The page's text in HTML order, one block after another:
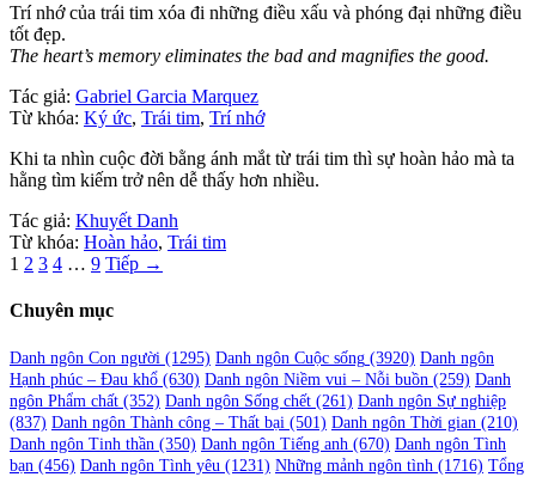
Trí nhớ của trái tim xóa đi những điều xấu và phóng đại những điều
tốt đẹp.
The heart’s memory eliminates the bad and magnifies the good.
Tác giả: Gabriel Garcia Marquez
Từ khóa: Ký ức, Trái tim, Trí nhớ
Khi ta nhìn cuộc đời bằng ánh mắt từ trái tim thì sự hoàn hảo mà ta
hằng tìm kiếm trở nên dễ thấy hơn nhiều.
Tác giả: Khuyết Danh
Từ khóa: Hoàn hảo, Trái tim
Phân
trang
viết
1 2 3 4 … 9 Tiếp →
Chuyên mục
Danh ngôn Con người (1295) Danh ngôn Cuộc sống (3920) Danh ngôn
Hạnh phúc – Đau khổ (630) Danh ngôn Niềm vui – Nỗi buồn (259) Danh
ngôn Phẩm chất (352) Danh ngôn Sống chết (261) Danh ngôn Sự nghiệp
(837) Danh ngôn Thành công – Thất bại (501) Danh ngôn Thời gian (210)
Danh ngôn Tinh thần (350) Danh ngôn Tiếng anh (670) Danh ngôn Tình
bạn (456) Danh ngôn Tình yêu (1231) Những mảnh ngôn tình (1716) Tổng